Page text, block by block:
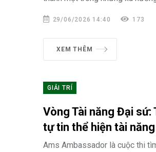
29/06/2026 14:40 173
XEM THÊM
GIẢI TRÍ
Vòng Tài năng Đại
tự tin thể hiện tài
Ams Ambassador là cuộc thi